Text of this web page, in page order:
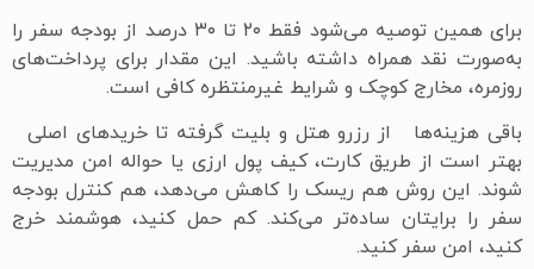
برای همین توصیه می‌شود فقط ۲۰ تا ۳۰ درصد از بودجه سفر را
به‌صورت نقد همراه داشته باشید. این مقدار برای پرداخت‌های
روزمره، مخارج کوچک و شرایط غیرمنتظره کافی است.
باقی هزینه‌ها از رزرو هتل و بلیت گرفته تا خریدهای اصلی
بهتر است از طریق کارت، کیف پول ارزی یا حواله امن مدیریت
شوند. این روش هم ریسک را کاهش می‌دهد، هم کنترل بودجه
سفر را برایتان ساده‌تر می‌کند. کم حمل کنید، هوشمند خرج
کنید، امن سفر کنید.